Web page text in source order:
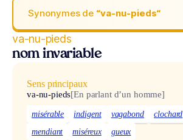
Synonymes de “va-nu-pieds“
va-nu-pieds
nom invariable
Sens principaux
va-nu-pieds[En parlant d’un homme]
misérable indigent vagabond clochard
mendiant
miséreux gueux